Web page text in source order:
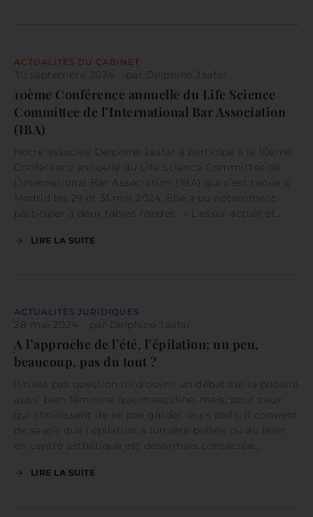
ACTUALITÉS DU CABINET
30 septembre 2024 par Delphine Jaafar
10ème Conférence annuelle du Life Science
Committee de l’International Bar Association
(IBA)
Notre associée Delphine Jaafar a participé à la 10ème
Conférence annuelle du Life Science Committee de
l’International Bar Association (IBA) qui s’est tenue à
Madrid les 29 et 31 mai 2024. Elle a pu notamment
participer à deux tables rondes : « L’essor actuel et…
LIRE LA SUITE
ACTUALITÉS JURIDIQUES
28 mai 2024 par Delphine Jaafar
A l’approche de l’été, l’épilation: un peu,
beaucoup, pas du tout ?
Il n’est pas question ici d’ouvrir un débat sur la pilosité
aussi bien féminine que masculine; mais, pour ceux
qui choisissent de ne pas garder leurs poils, il convient
de savoir que l’épilation à lumière pulsée ou au laser
en centre esthétique est désormais consacrée…
LIRE LA SUITE